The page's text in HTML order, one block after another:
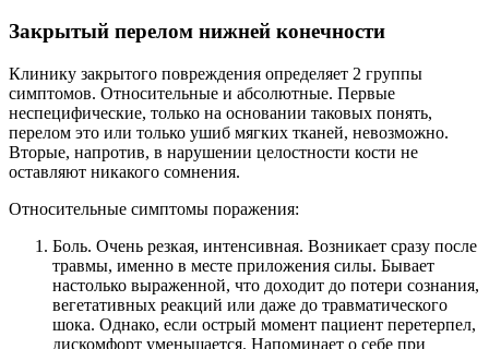
Закрытый перелом нижней конечности
Клинику закрытого повреждения определяет 2 группы
симптомов. Относительные и абсолютные. Первые
неспецифические, только на основании таковых понять,
перелом это или только ушиб мягких тканей, невозможно.
Вторые, напротив, в нарушении целостности кости не
оставляют никакого сомнения.
Относительные симптомы поражения:
Боль. Очень резкая, интенсивная. Возникает сразу после
травмы, именно в месте приложения силы. Бывает
настолько выраженной, что доходит до потери сознания,
вегетативных реакций или даже до травматического
шока. Однако, если острый момент пациент перетерпел,
дискомфорт уменьшается. Напоминает о себе при